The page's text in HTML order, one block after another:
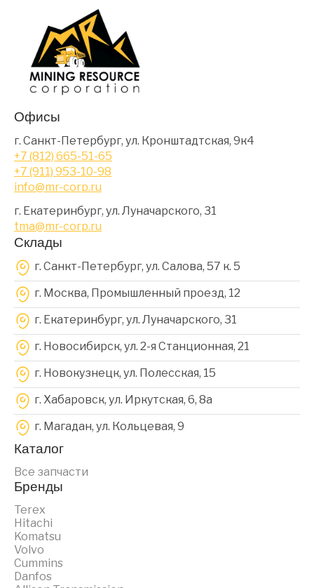
Офисы
г. Санкт-Петербург, ул. Кронштадтская, 9к4
+7 (812) 665-51-65
+7 (911) 953-10-98
info@mr-corp.ru
г. Екатеринбург, ул. Луначарского, 31
tma@mr-corp.ru
Склады
г. Санкт-Петербург, ул. Салова, 57 к. 5
г. Москва, Промышленный проезд, 12
г. Екатеринбург, ул. Луначарского, 31
г. Новосибирск, ул. 2-я Станционная, 21
г. Новокузнецк, ул. Полесская, 15
г. Хабаровск, ул. Иркутская, 6, 8a
г. Магадан, ул. Кольцевая, 9
Каталог
Все запчасти
Бренды
Terex
Hitachi
Komatsu
Volvo
Cummins
Danfos